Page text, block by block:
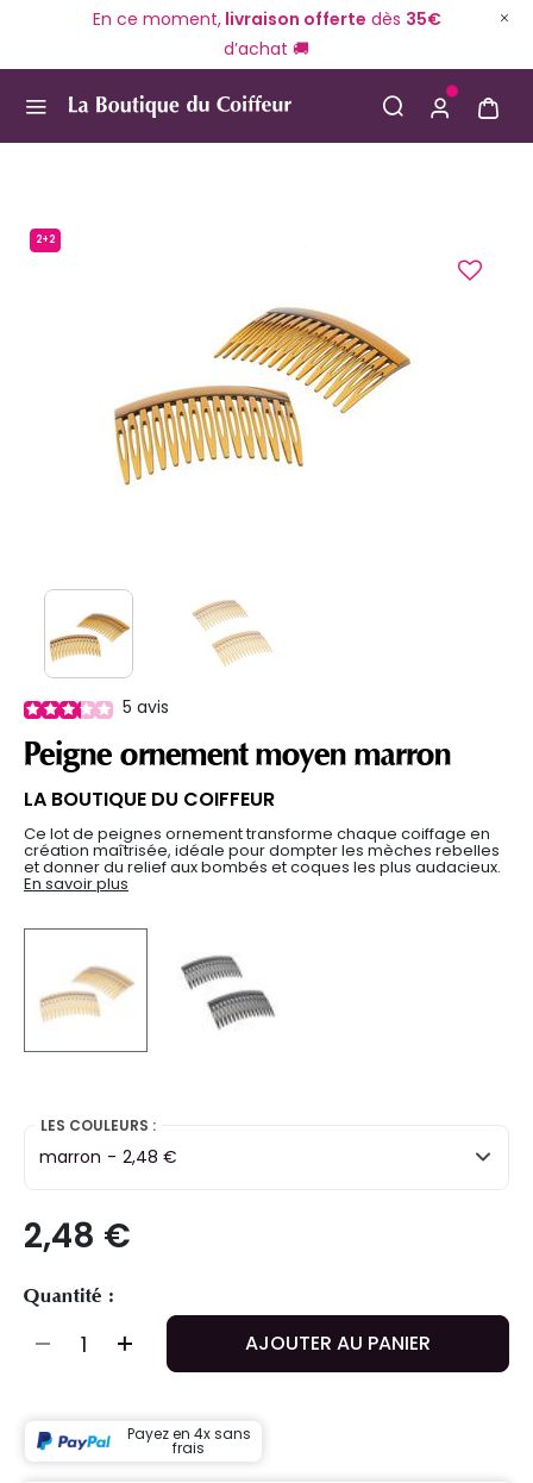
En ce moment,livraison offerte dès 35€
d’achat 🚚
2+2
5 avis
Peigne ornement moyen marron
LA BOUTIQUE DU COIFFEUR
Ce lot de peignes ornement transforme chaque coiffage en
création maîtrisée, idéale pour dompter les mèches rebelles
et donner du relief aux bombés et coques les plus audacieux.
En savoir plus
selected
LES COULEURS :
marron - 2,48 €
2,48 €
Quantité :
AJOUTER AU PANIER
Payez en 4x sans
frais